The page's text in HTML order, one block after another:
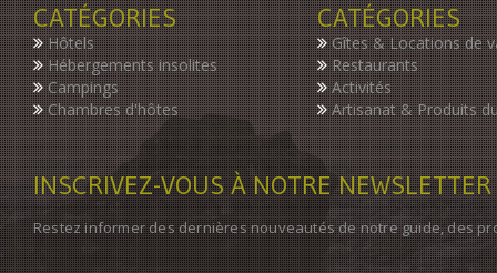
CATÉGORIES
Hôtels
Hébergements insolites
Campings
Chambres d'hôtes
CATÉGORIES
Gîtes & Locations de
Restaurants
Activités
Artisanat & Produits
INSCRIVEZ-VOUS À NOTRE NEWSLETTER
Restez informer des dernières nouveautés de notre guide, des